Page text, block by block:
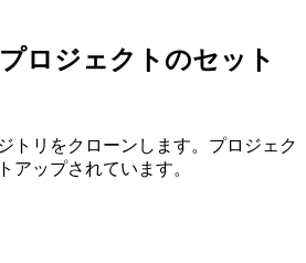
ロジェクトのセット
トリをクローンします。プロジェク
アップされています。